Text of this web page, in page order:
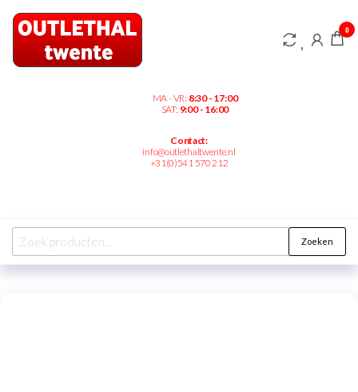
Outlethaltwente.nl
– altijd iets te
MA - VR: 8:30 - 17:00
SAT: 9:00 - 16:00
Contact:
info@outlethaltwente.nl
+31(0)541 570 212
0
Zoeken